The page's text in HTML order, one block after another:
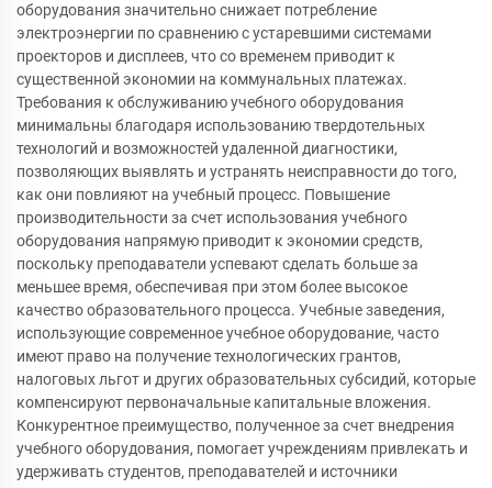
оборудования значительно снижает потребление
электроэнергии по сравнению с устаревшими системами
проекторов и дисплеев, что со временем приводит к
существенной экономии на коммунальных платежах.
Требования к обслуживанию учебного оборудования
минимальны благодаря использованию твердотельных
технологий и возможностей удаленной диагностики,
позволяющих выявлять и устранять неисправности до того,
как они повлияют на учебный процесс. Повышение
производительности за счет использования учебного
оборудования напрямую приводит к экономии средств,
поскольку преподаватели успевают сделать больше за
меньшее время, обеспечивая при этом более высокое
качество образовательного процесса. Учебные заведения,
использующие современное учебное оборудование, часто
имеют право на получение технологических грантов,
налоговых льгот и других образовательных субсидий, которые
компенсируют первоначальные капитальные вложения.
Конкурентное преимущество, полученное за счет внедрения
учебного оборудования, помогает учреждениям привлекать и
удерживать студентов, преподавателей и источники